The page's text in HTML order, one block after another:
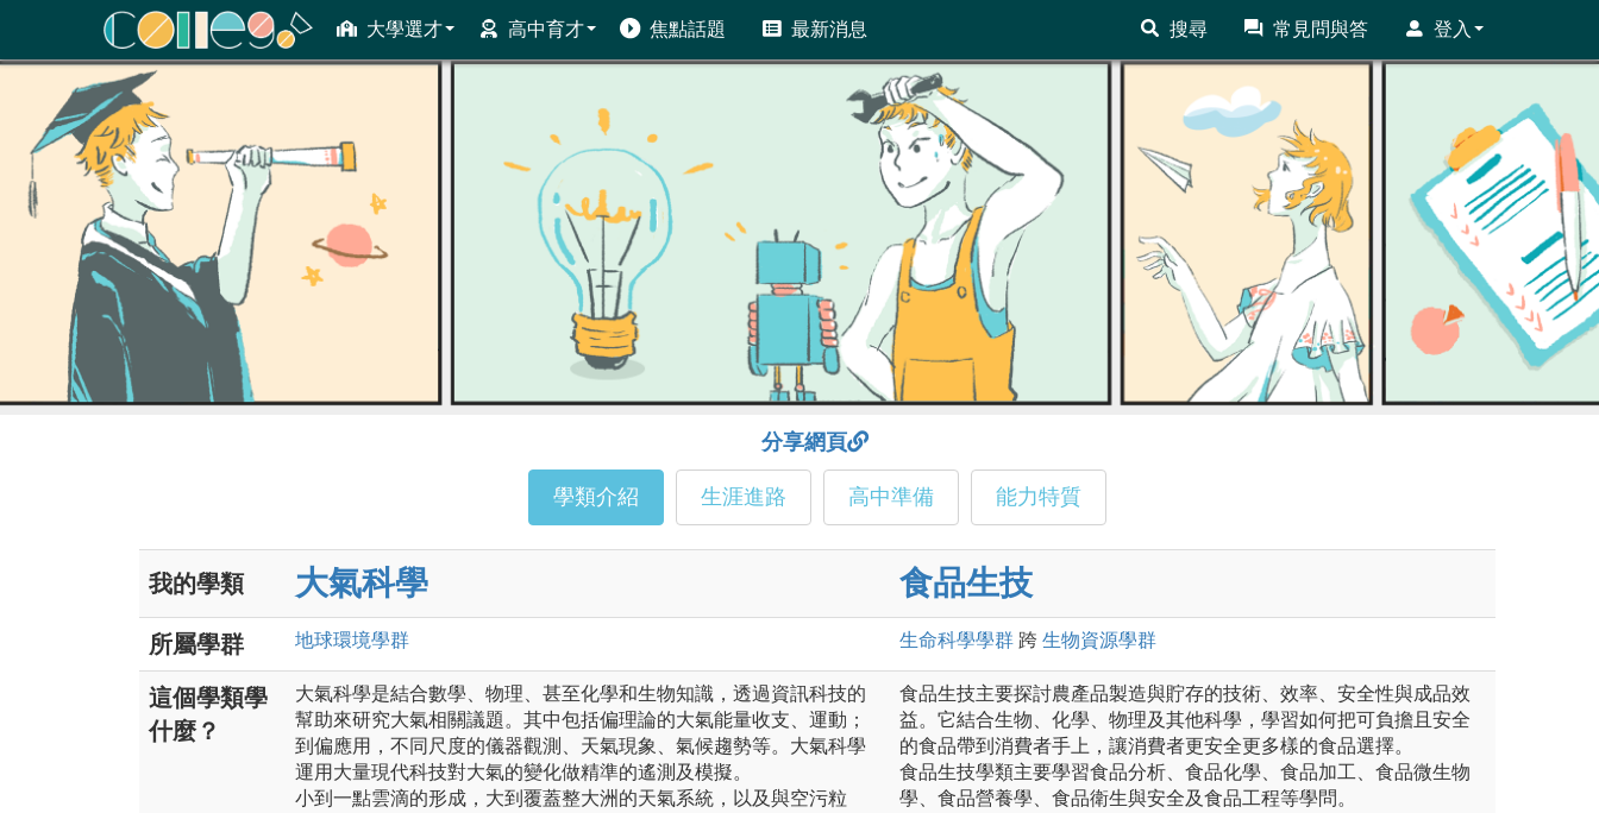
大學選才 高中育才 焦點話題 最新消息 搜尋 常見問與答 登入
ColleGo! 大學選才與高中育才輔助系統
分享網頁
學類介紹 生涯進路 高中準備 能力特質
我的學類 大氣科學 食品生技
所屬學群 地球環境學群 生命科學學群 跨 生物資源學群
這個學類學
什麼？
大氣科學是結合數學、物理、甚至化學和生物知識，透過資訊科技的
幫助來研究大氣相關議題。其中包括偏理論的大氣能量收支、運動；
到偏應用，不同尺度的儀器觀測、天氣現象、氣候趨勢等。大氣科學
運用大量現代科技對大氣的變化做精準的遙測及模擬。
小到一點雲滴的形成，大到覆蓋整大洲的天氣系統，以及與空污粒
食品生技主要探討農產品製造與貯存的技術、效率、安全性與成品效
益。它結合生物、化學、物理及其他科學，學習如何把可負擔且安全
的食品帶到消費者手上，讓消費者更安全更多樣的食品選擇。
食品生技學類主要學習食品分析、食品化學、食品加工、食品微生物
學、食品營養學、食品衛生與安全及食品工程等學問。